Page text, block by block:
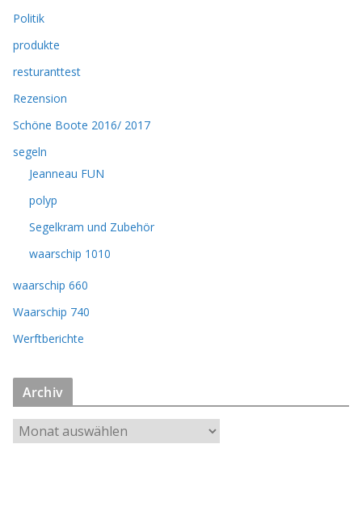
Politik
produkte
resturanttest
Rezension
Schöne Boote 2016/ 2017
segeln
Jeanneau FUN
polyp
Segelkram und Zubehör
waarschip 1010
waarschip 660
Waarschip 740
Werftberichte
Archiv
r